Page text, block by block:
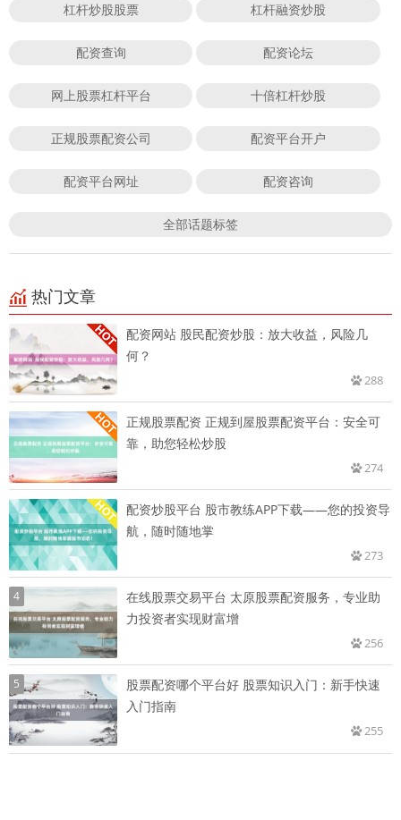
杠杆炒股股票 杠杆融资炒股
配资查询 配资论坛
网上股票杠杆平台 十倍杠杆炒股
正规股票配资公司 配资平台开户
配资平台网址 配资咨询
全部话题标签
热门文章
配资网站 股民配资炒股：放大收益，风险几
何？
288
正规股票配资 正规到屋股票配资平台：安全可
靠，助您轻松炒股
274
配资炒股平台 股市教练APP下载——您的投资导
航，随时随地掌
273
4
在线股票交易平台 太原股票配资服务，专业助
力投资者实现财富增
256
5
股票配资哪个平台好 股票知识入门：新手快速
入门指南
255